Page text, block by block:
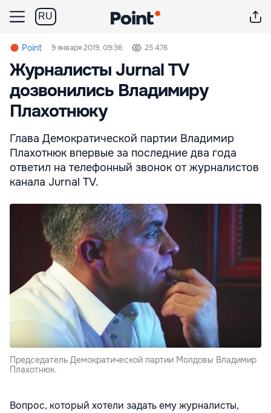
RU
Point 9 января 2019, 09:36 25 476
Журналисты Jurnal TV
дозвонились Владимиру
Плахотнюку
Глава Демократической партии Владимир
Плахотнюк впервые за последние два года
ответил на телефонный звонок от журналистов
канала Jurnal TV.
Председатель Демократической партии Молдовы Владимир
Плахотнюк.
Вопрос, который хотели задать ему журналисты,